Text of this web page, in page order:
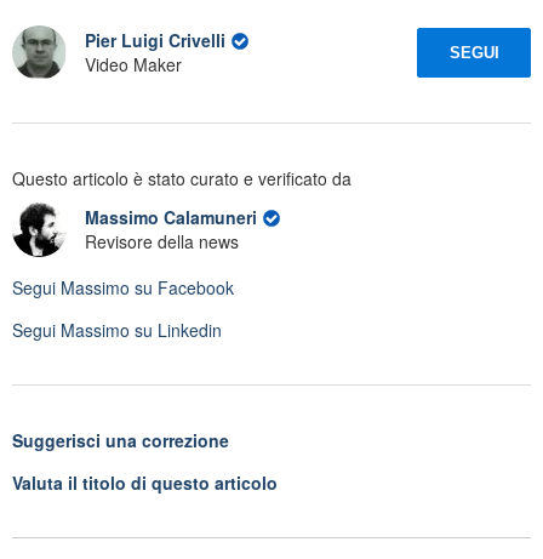
Pier Luigi Crivelli
Video Maker
SEGUI
Questo articolo è stato curato e verificato da
Massimo Calamuneri
Revisore della news
Segui Massimo su Facebook
Segui Massimo su Linkedin
Suggerisci una correzione
Valuta il titolo di questo articolo